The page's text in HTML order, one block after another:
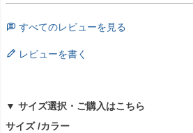
すべてのレビューを見る
レビューを書く
▼ サイズ選択・ご購入はこちら
サイズ カラー